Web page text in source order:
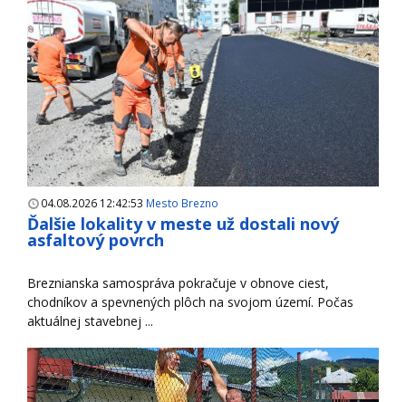
04.08.2026 12:42:53 Mesto Brezno
Ďalšie lokality v meste už dostali nový
asfaltový povrch
Breznianska samospráva pokračuje v obnove ciest,
chodníkov a spevnených plôch na svojom území. Počas
aktuálnej stavebnej ...